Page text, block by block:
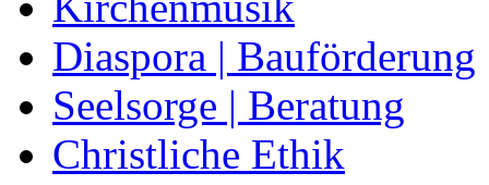
Diaspora | Bauförderung
Seelsorge | Beratung
Christliche Ethik